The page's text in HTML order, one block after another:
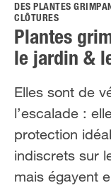
Qui sommes-
FR NL
DES PLANTES
CLÔTURES
Plantes
le jardin &
Elles sont de
l’escalade :
protection
indiscrets sur
mais égayent